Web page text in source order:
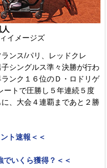
イメージズ
ンス/パリ、レッドクレ
シングルス準々決勝が行わ
ランク１６位のＤ・ロドリゲ
ートで圧勝し５年連続５度
、大会４連覇まであと２勝
ト速報＜＜
でいくら獲得？＜＜